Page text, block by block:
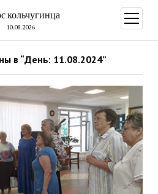
кольчугинца
10.08.2026
меню
в “День: 11.08.2024”